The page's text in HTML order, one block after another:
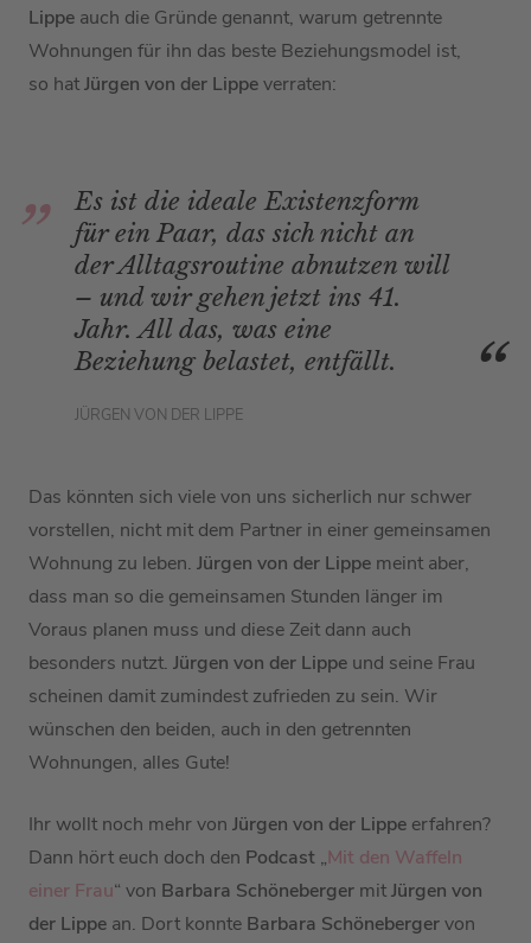
Lippe auch die Gründe genannt, warum getrennte
Wohnungen für ihn das beste Beziehungsmodel ist,
so hatJürgen von der Lippeverraten:
Es ist die ideale Existenzform
für ein Paar, das sich nicht an
der Alltagsroutine abnutzen will
– und wir gehen jetzt ins 41.
Jahr. All das, was eine
Beziehung belastet, entfällt.
JÜRGEN VON DER LIPPE
Das könnten sich viele von uns sicherlich nur schwer
vorstellen, nicht mit dem Partner in einer gemeinsamen
Wohnung zu leben. Jürgen von der Lippe meint aber,
dass man so die gemeinsamen Stunden länger im
Voraus planen muss und diese Zeit dann auch
besonders nutzt. Jürgen von der Lippe und seine Frau
scheinen damit zumindest zufrieden zu sein. Wir
wünschen den beiden, auch in den getrennten
Wohnungen, alles Gute!
Ihr wollt noch mehr von Jürgen von der Lippe erfahren?
Dann hört euch doch den Podcast „Mit den Waffeln
einer Frau“ von Barbara Schöneberger mitJürgen von
der Lippe an. Dort konnte Barbara Schönebergervon